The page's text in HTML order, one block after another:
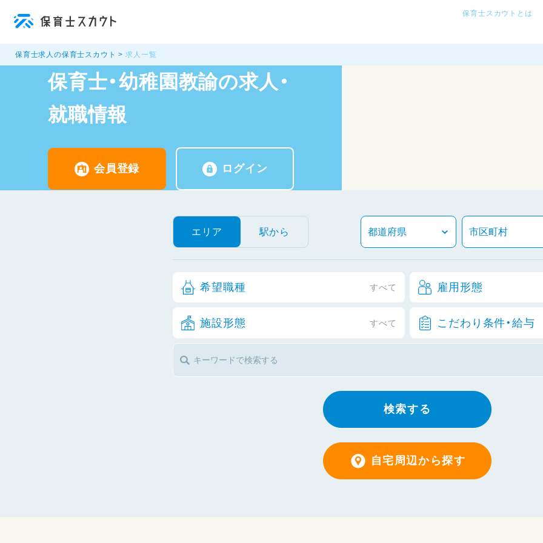
保育士スカウトとは
保育士求人の保育士スカウト 求人一覧
保育士・幼稚園教諭の求人・
就職情報
会員登録 ログイン
エリア 駅から
希望職種 すべて 雇用形態
施設形態 すべて こだわり条件・給与
検索する
自宅周辺から探す